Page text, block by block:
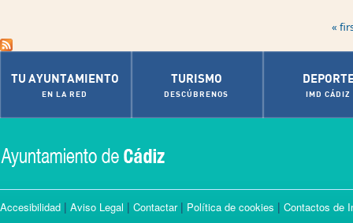
«
TU AYUNTAMIENTO
EN LA RED
TURISMO
DESCÚBRENOS IMD CÁDIZ
Accesibilidad | Aviso Legal | Contactar| Política de cookies | Contactos de